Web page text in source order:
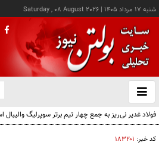
شنبه ۱۷ مرداد ۱۴۰۵ |
Saturday , 08 August 2026
باز
و
فولاد غدیر نی‌ریز به جمع چهار تیم برتر سوپرلیگ
کد خبر: ۱۸۳۲۰۱